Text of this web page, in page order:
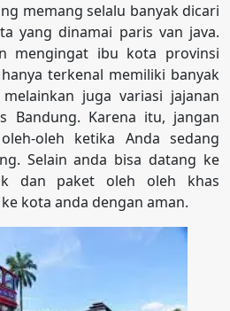
memang selalu banyak dicari
yang dinamai paris van java.
mengingat ibu kota provinsi
terkenal memiliki banyak
juga variasi jajanan
Bandung. Karena itu, jangan
oleh ketika Anda sedang
Selain anda bisa datang ke
dan paket oleh oleh khas
kota anda dengan aman.